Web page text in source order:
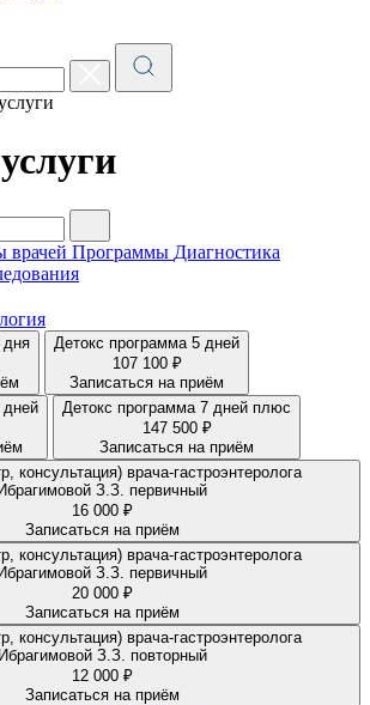
врачей Программы Диагностика
дня
Детокс программа 5 дней
107 100 ₽
Записаться на приём
дней
Детокс программа 7 дней плюс
147 500 ₽
Записаться на приём
консультация) врача-гастроэнтеролога
Ибрагимовой З.З. первичный
16 000 ₽
Записаться на приём
консультация) врача-гастроэнтеролога
Ибрагимовой З.З. первичный
20 000 ₽
Записаться на приём
консультация) врача-гастроэнтеролога
Ибрагимовой З.З. повторный
12 000 ₽
Записаться на приём